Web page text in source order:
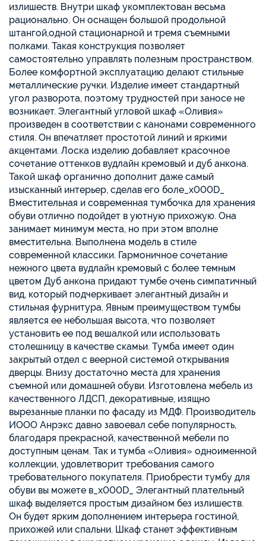
излишеств. Внутри шкаф укомплектован весьма
рационально. Он оснащен большой продольной
штангой,одной стационарной и тремя съемными
полками. Такая конструкция позволяет
самостоятельно управлять полезным пространством.
Более комфортной эксплуатацию делают стильные
металлические ручки. Изделие имеет стандартный
угол разворота, поэтому трудностей при заносе не
возникает. Элегантный угловой шкаф «Оливия»
произведен в соответствии с канонами современного
стиля. Он впечатляет простотой линий и яркими
акцентами. Лоска изделию добавляет красочное
сочетание оттенков вудлайн кремовый и дуб анкона.
Такой шкаф органично дополнит даже самый
изысканный интерьер, сделав его боле_x000D_
Вместительная и современная тумбочка для хранения
обуви отлично подойдет в уютную прихожую. Она
занимает минимум места, но при этом вполне
вместительна. Выполнена модель в стиле
современной классики. Гармоничное сочетание
нежного цвета вудлайн кремовый с более темным
цветом Дуб анкона придают тумбе очень симпатичный
вид, который подчеркивает элегантный дизайн и
стильная фурнитура. Явным преимуществом тумбы
является ее небольшая высота, что позволяет
установить ее под вешалкой или использовать
столешницу в качестве скамьи. Тумба имеет один
закрытый отдел с веерной системой открывания
дверцы. Внизу достаточно места для хранения
съемной или домашней обуви. Изготовлена мебель из
качественного ЛДСП, декоративные, изящно
вырезанные планки по фасаду из МДФ. Производитель
ИООО Анрэкс давно завоевал себе популярность,
благодаря прекрасной, качественной мебели по
доступным ценам. Так и тумба «Оливия» одноименной
коллекции, удовлетворит требования самого
требовательного покупателя. Приобрести тумбу для
обуви вы можете в_x000D_ Элегантный плательный
шкаф выделяется простым дизайном без излишеств.
Он будет ярким дополнением интерьера гостиной,
прихожей или спальни. Шкаф станет эффективным